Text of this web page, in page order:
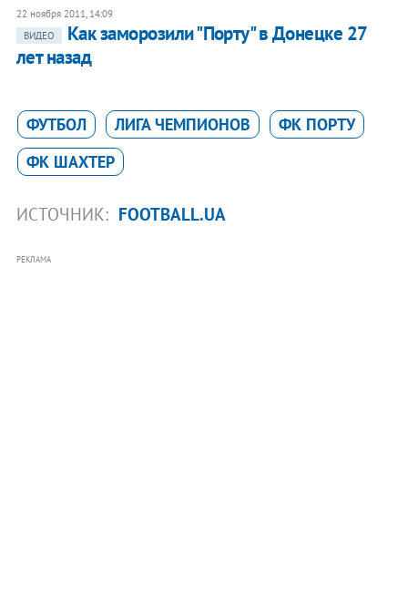
22 ноября 2011, 14:09
ВИДЕО
Как заморозили "Порту" в Донецке 27
лет назад
ФУТБОЛ ЛИГА ЧЕМПИОНОВ
ФК ПОРТУ
ФК ШАХТЕР
ИСТОЧНИК: FOOTBALL.UA
РЕКЛАМА